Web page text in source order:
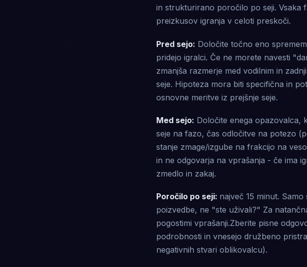
in strukturirano poročilo po seji. Vsaka
preizkusov igranja v celoti preskoči.
Pred sejo: Določite točno eno
pridejo igralci. Če ne morete navesti
zmanjša razmerje med vodilnim in
seje. Hipoteza mora biti specifična in
osnovne meritve iz prejšnje seje.
Med sejo: Določite enega opazovalca,
seje na fazo, čas odločitve na potezo
stanje zmage/izgube na frakcijo na
in ne odgovarja na vprašanja - če ima
zmedlo in zakaj.
Poročilo po seji: največ 15 minut.
poizvedbe, ne "ste uživali?" Za
pogostimi vprašanji.Zberite pisne
podrobnosti in vnesejo družbeno
negativnih stvari oblikovalcu).